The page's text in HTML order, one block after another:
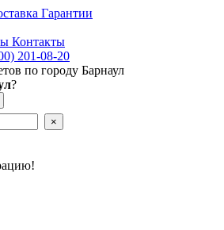
Гарантии
Контакты
201-08-20
по городу Барнаул
?
×